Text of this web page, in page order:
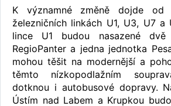
K významné změně dojde od
železničních linkách U1, U3, U7 a
lince U1 budou nasazené dvě
RegioPanter a jedna jednotka
mohou těšit na modernější a
těmto nízkopodlažním
dotknou i autobusové dopravy.
Ústím nad Labem a Krupkou